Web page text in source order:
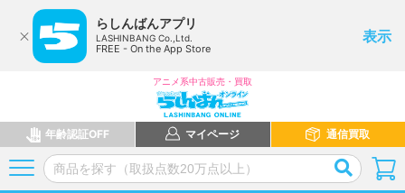
らしんばんアプリ
LASHINBANG Co.,Ltd.
FREE - On the App Store
表示
アニメ系中古販売・買取
年齢認証OFF マイページ 通信買取